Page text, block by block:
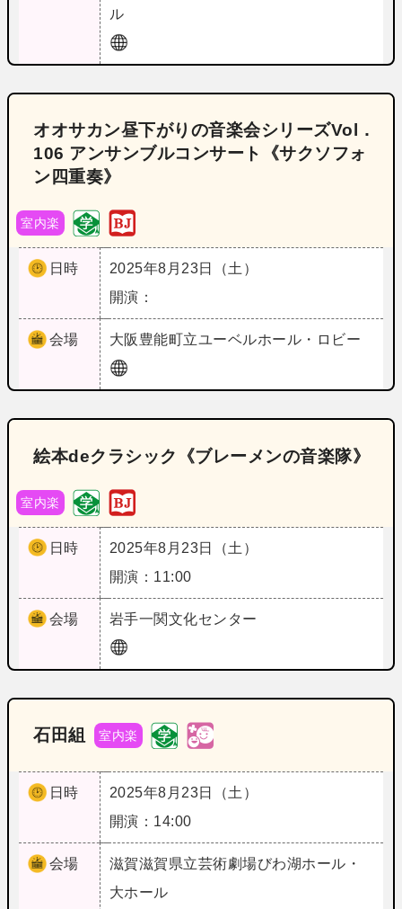
ル
オオサカン昼下がりの音楽会シリーズVol．
106 アンサンブルコンサート《サクソフォ
ン四重奏》
室内楽
日時
2025年8月23日（土）
開演：
会場 大阪 豊能町立ユーベルホール・ロビー
絵本deクラシック《ブレーメンの音楽隊》
室内楽
日時
2025年8月23日（土）
開演：11:00
会場 岩手一関文化センター
石田組 室内楽
日時
2025年8月23日（土）
開演：14:00
会場 滋賀滋賀県立芸術劇場びわ湖ホール・
大ホール